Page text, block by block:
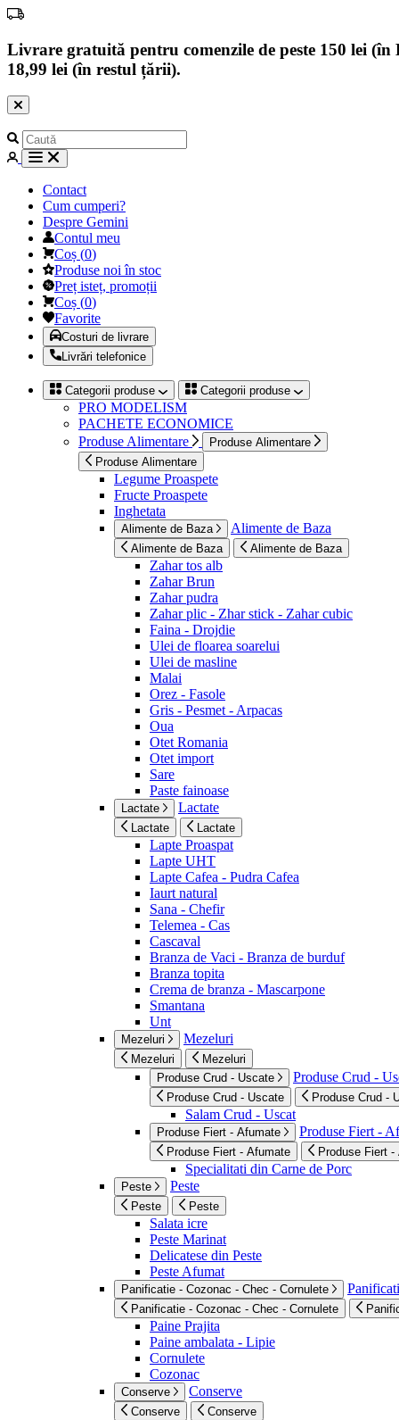
Livrare gratuită pentru comenzile de peste 150 lei
18,99 lei (în restul țării).
Contact
Cum cumperi?
Despre Gemini
Contul meu
Coș (0)
Produse noi în stoc
Preț isteț, promoții
Coș (0)
Favorite
Costuri de livrare
Livrări telefonice
Categorii produse Categorii produse
PRO MODELISM
PACHETE ECONOMICE
Produse Alimentare
Produse Alimentare
Produse Alimentare
Legume Proaspete
Fructe Proaspete
Inghetata
Alimente de Baza Alimente de Baza
Alimente de Baza Alimente de Baza
Zahar tos alb
Zahar Brun
Zahar pudra
Zahar plic - Zhar stick - Zahar cubic
Faina - Drojdie
Ulei de floarea soarelui
Ulei de masline
Malai
Orez - Fasole
Gris - Pesmet - Arpacas
Oua
Otet Romania
Otet import
Sare
Paste fainoase
Lactate Lactate
Lactate Lactate
Lapte Proaspat
Lapte UHT
Lapte Cafea - Pudra Cafea
Iaurt natural
Sana - Chefir
Telemea - Cas
Cascaval
Branza de Vaci - Branza de burduf
Branza topita
Crema de branza - Mascarpone
Smantana
Unt
Mezeluri Mezeluri
Mezeluri
Mezeluri
Produse Crud - Uscate
Produse Crud -
Produse Crud - Uscate Produse Crud -
Salam Crud - Uscat
Produse Fiert - Afumate Produse Fiert -
Produse Fiert - Afumate Produse Fiert -
Specialitati din Carne de Porc
Peste Peste
Peste Peste
Salata icre
Peste Marinat
Delicatese din Peste
Peste Afumat
Panificatie - Cozonac - Chec - Cornulete
Panificatie - Cozonac - Chec - Cornulete
Paine Prajita
Paine ambalata - Lipie
Cornulete
Cozonac
Conserve Conserve
Conserve Conserve